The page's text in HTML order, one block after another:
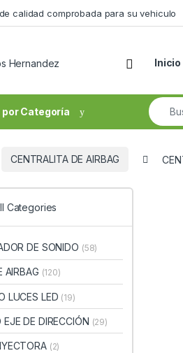
calidad comprobada para su vehiculo
Open Inicio
Categoría
Search
CENTRALITA DE AIRBAG
Categories
DE SONIDO (58)
AIRBAG (120)
LUCES LED (19)
EJE DE DIRECCIÓN (29)
(2)